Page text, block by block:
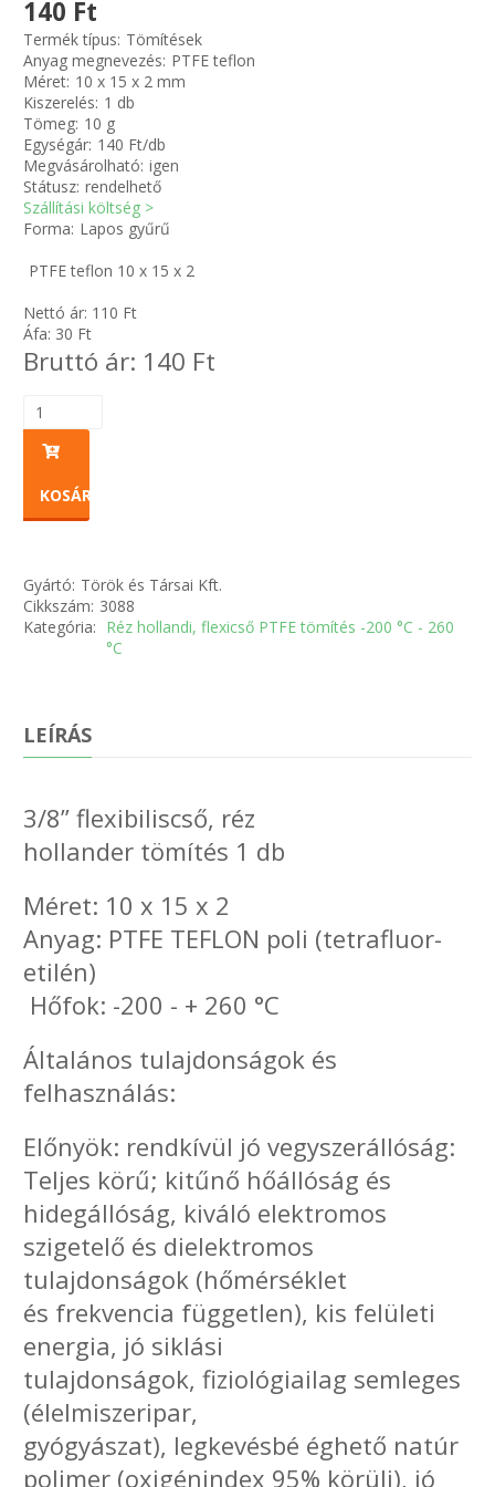
Zsinór Körszelvényű tömítőzsinórok
SIMÍTÓZÁRAS TASAK
ETETŐTÁL-TIPLI-GRANULÁTUM
140 Ft
Termék típus: Tömítések
Anyag megnevezés: PTFE teflon
Méret: 10 x 15 x 2 mm
Kiszerelés: 1 db
Tömeg: 10 g
Egységár: 140 Ft/db
Megvásárolható: igen
Státusz: rendelhető
Szállítási költség >
Forma: Lapos gyűrű
PTFE teflon 10 x 15 x 2
Nettó ár: 110 Ft
Áfa: 30 Ft
Bruttó ár: 140 Ft
KOSÁRBA
Gyártó: Török és Társai Kft.
Cikkszám: 3088
Kategória: Réz hollandi, flexicső PTFE tömítés -200 °C - 260
°C
LEÍRÁS
3/8” flexibiliscső, réz
hollander tömítés 1 db
Méret: 10 x 15 x 2
Anyag: PTFE TEFLON poli (tetrafluor-
etilén)
Hőfok: -200 - + 260 °C
Általános tulajdonságok és
felhasználás:
Előnyök: rendkívül jó vegyszerállóság:
Teljes körű; kitűnő hőállóság és
hidegállóság, kiváló elektromos
szigetelő és dielektromos
tulajdonságok (hőmérséklet
és frekvencia független), kis felületi
energia, jó siklási
tulajdonságok, fiziológiailag semleges
(élelmiszeripar,
gyógyászat), legkevésbé éghető natúr
polimer (oxigénindex 95% körüli), jó